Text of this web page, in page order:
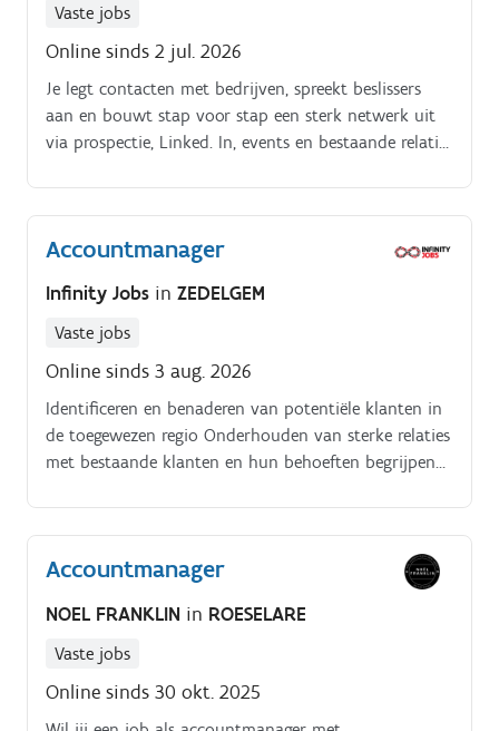
Vaste jobs
Online sinds 2 jul. 2026
Je legt contacten met bedrijven, spreekt beslissers
aan en bouwt stap voor stap een sterk netwerk uit
via prospectie, Linked. In, events en bestaande relaties
Accountmanager
Infinity Jobs in ZEDELGEM
Vaste jobs
Online sinds 3 aug. 2026
Identificeren en benaderen van potentiële klanten in
de toegewezen regio Onderhouden van sterke relaties
met bestaande klanten en hun behoeften begrijpen
Opstellen van offertes en onderhandelen over
contractvoorwaarden Bijdragen aan de ontwikkeling
Accountmanager
NOEL FRANKLIN in ROESELARE
Vaste jobs
Online sinds 30 okt. 2025